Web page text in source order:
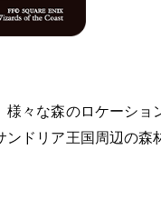
々な森のロケーショ
ドリア王国周辺の森